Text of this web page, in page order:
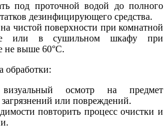
под проточной водой до полного
дезинфицирующего средства.
чистой поверхности при комнатной
или в сушильном шкафу при
не выше 60°C.
обработки:
осмотр на предмет
или повреждений.
повторить процесс очистки и